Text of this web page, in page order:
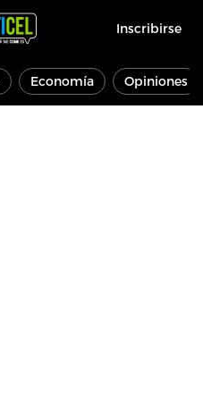
Inscribirse
Economía Opiniones